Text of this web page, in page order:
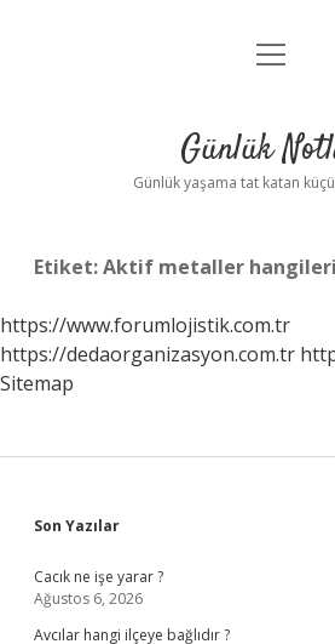
Anasayfa
Yasal Uyarı
menüyü
Günlük
Günlük yaşama tat katan
Etiket:Aktif metaller hangileri
https://www.forumlojistik.com.tr
https://dedaorganizasyon.com.tr
Sitemap
Sidebar
Son Yazılar
Cacık ne işe yarar ?
Ağustos 6, 2026
Avcılar hangi ilçeye bağlıdır ?